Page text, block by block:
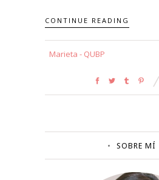
CONTINUE READING
Marieta - QUBP
SOBRE MÍ